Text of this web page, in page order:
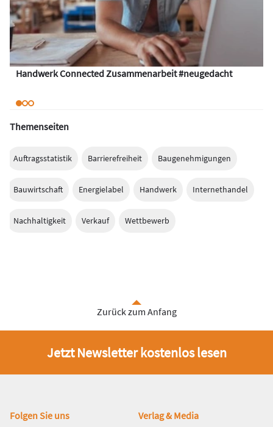
Handwerk Connected Zusammenarbeit #neugedacht
Themenseiten
Auftragsstatistik Barrierefreiheit Baugenehmigungen
Bauwirtschaft Energielabel Handwerk Internethandel
Nachhaltigkeit Verkauf Wettbewerb
Zurück zum Anfang
Jetzt Newsletter kostenlos lesen
Fußbereich
Folgen Sie uns Verlag & Media